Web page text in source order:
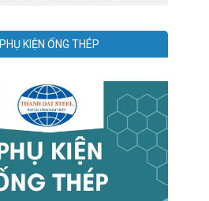
PHỤ KIỆN ỐNG THÉP